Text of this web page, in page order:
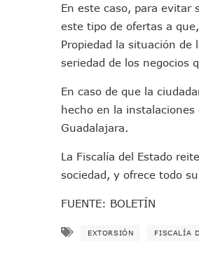
En este caso, para evitar
este tipo de ofertas a
Propiedad la situación
seriedad de los negocios
En caso de que la
hecho en la
Guadalajara.
La Fiscalía del Estado
sociedad, y ofrece todo
FUENTE: BOLETÍN
EXTORSIÓN FISCALÍA